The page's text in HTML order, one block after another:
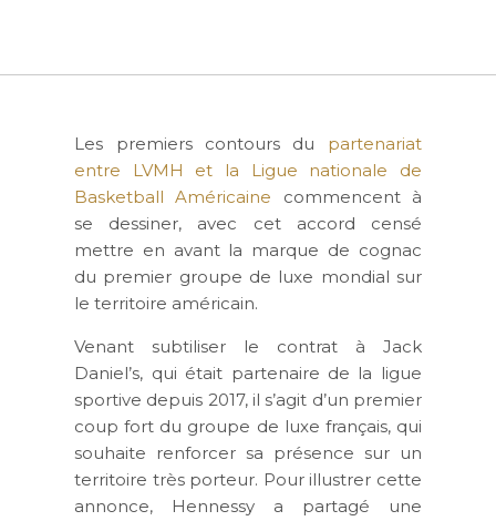
Les premiers contours du partenariat
entre LVMH et la Ligue nationale de
Basketball Américaine commencent à
se dessiner, avec cet accord censé
mettre en avant la marque de cognac
du premier groupe de luxe mondial sur
le territoire américain.
Venant subtiliser le contrat à Jack
Daniel’s, qui était partenaire de la ligue
sportive depuis 2017, il s’agit d’un premier
coup fort du groupe de luxe français, qui
souhaite renforcer sa présence sur un
territoire très porteur. Pour illustrer cette
annonce, Hennessy a partagé une